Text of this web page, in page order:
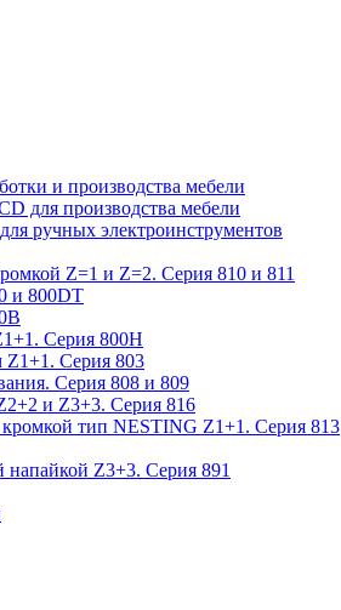
и производства мебели
для производства мебели
ручных электроинструментов
Z=1 и Z=2. Серия 810 и 811
и 800DT
Серия 800H
Z1+1. Серия 803
Серия 808 и 809
и Z3+3. Серия 816
тип NESTING Z1+1. Серия 813
Z3+3. Серия 891